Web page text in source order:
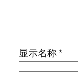
显示名称*